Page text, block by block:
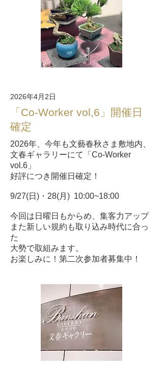
2026年4月2日
「Co-Worker vol,6」開催日
確定
2026年、今年も文藝春秋さま敷地内、
文春ギャラリーにて「Co-Worker
vol.6」
好評につき開催日確定！
9/27(日)・28(月) 10:00~18:00
今回は日曜日もからめ、集客力アップ
また新しい規約も取り込み時代に合っ
た
大勢で取組みます。
お楽しみに！第二次参加者募集中！